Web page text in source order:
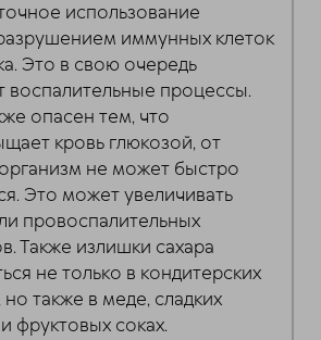
использование
иммунных клеток
Это в свою очередь
воспалительные процессы.
опасен тем, что
кровь глюкозой, от
не может быстро
Это может увеличивать
провоспалительных
Также излишки сахара
не только в кондитерских
но также в меде, сладких
фруктовых соках.